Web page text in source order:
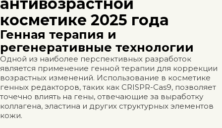
антивозрастной
косметике 2025 года
Генная терапия и
регенеративные технологии
Одной из наиболее перспективных разработок
является применение генной терапии для коррекции
возрастных изменений. Использование в косметике
генных редакторов, таких как CRISPR-Cas9, позволяет
точечно влиять на гены, отвечающие за выработку
коллагена, эластина и других структурных элементов
кожи.